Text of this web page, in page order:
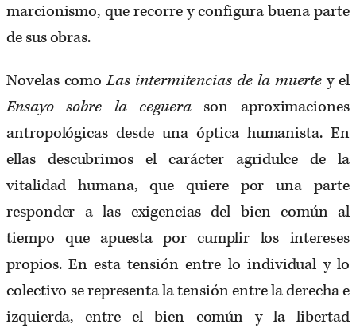
marcionismo, que recorre y configura buena parte
de sus obras.
Novelas comoLas intermitencias de la muertey el
Ensayo sobre la ceguerason aproximaciones
antropológicas desde una óptica humanista. En
ellas descubrimos el carácter agridulce de la
vitalidad humana, que quiere por una parte
responder a las exigencias del bien común al
tiempo que apuesta por cumplir los intereses
propios. En esta tensión entre lo individual y lo
colectivo se representa la tensión entre la derecha e
izquierda, entre el bien común y la libertad